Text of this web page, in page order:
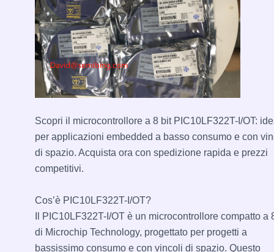
Scopri il microcontrollore a 8 bit PIC10LF322T-I/OT:
per applicazioni embedded a basso consumo e con
di spazio. Acquista ora con spedizione rapida e prezzi
competitivi.
Cos’è PIC10LF322T-I/OT?
Il PIC10LF322T-I/OT è un microcontrollore compatto a
di Microchip Technology, progettato per progetti a
bassissimo consumo e con vincoli di spazio. Questo